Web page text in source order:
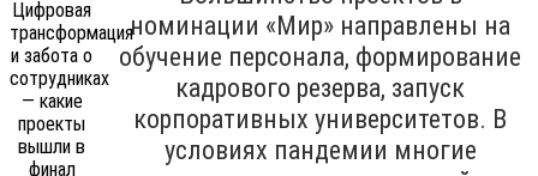
номинации «Мир» направлены на
обучение персонала, формирование
кадрового резерва, запуск
корпоративных университетов. В
условиях пандемии многие